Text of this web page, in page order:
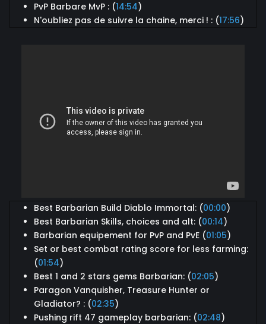
PvP Barbare MvP : (14:54)
N'oubliez pas de suivre la chaine, merci ! : (17:56)
Best Barbarian Build Diablo Immortal: (00:00)
Best Barbarian Skills, choices and alt: (00:14)
Barbarian equipement for PvP and PvE (01:05)
Set or best combat rating score for less farming:
(01:54)
Best 1 and 2 stars gems Barbarian: (02:05)
Paragon Vanquisher, Treasure Hunter or
Gladiator? : (02:35)
Pushing rift 47 gameplay barbarian: (02:48)